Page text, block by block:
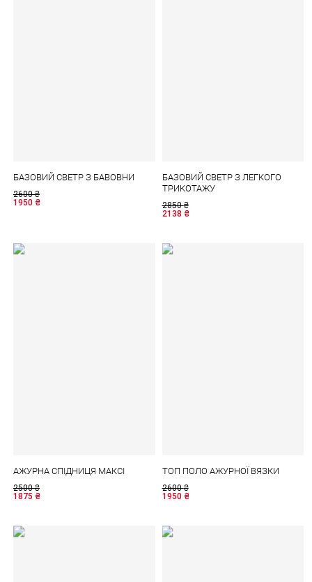
БАЗОВИЙ СВЕТР З БАВОВНИ
2600₴
1950 ₴
БАЗОВИЙ СВЕТР З ЛЕГКОГО
ТРИКОТАЖУ
2850₴
2138 ₴
АЖУРНА СПІДНИЦЯ МАКСІ
2500₴
1875 ₴
ТОП ПОЛО АЖУРНОЇ ВЯЗКИ
2600₴
1950 ₴